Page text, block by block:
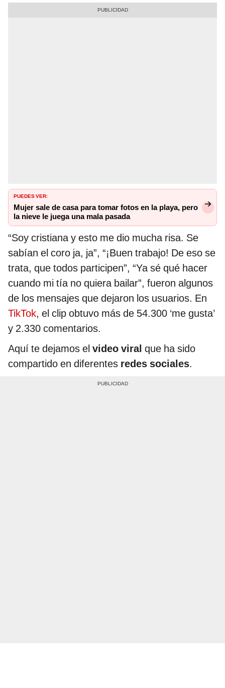
PUEDES VER:
Mujer sale de casa para tomar fotos en la playa, pero
la nieve le juega una mala pasada
“Soy cristiana y esto me dio mucha risa. Se
sabían el coro ja, ja”, “¡Buen trabajo! De eso se
trata, que todos participen”, “Ya sé qué hacer
cuando mi tía no quiera bailar”, fueron algunos
de los mensajes que dejaron los usuarios. En
TikTok, el clip obtuvo más de 54.300 ‘me gusta’
y 2.330 comentarios.
Aquí te dejamos el video viral que ha sido
compartido en diferentes redes sociales.